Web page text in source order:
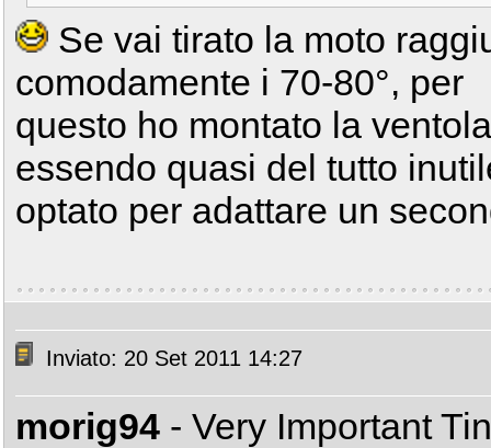
Se vai tirato la moto
comodamente i 70-80°, per
questo ho montato la
essendo quasi del tutto
optato per adattare un
Inviato: 20 Set 2011 14:27
morig94 - Very Important